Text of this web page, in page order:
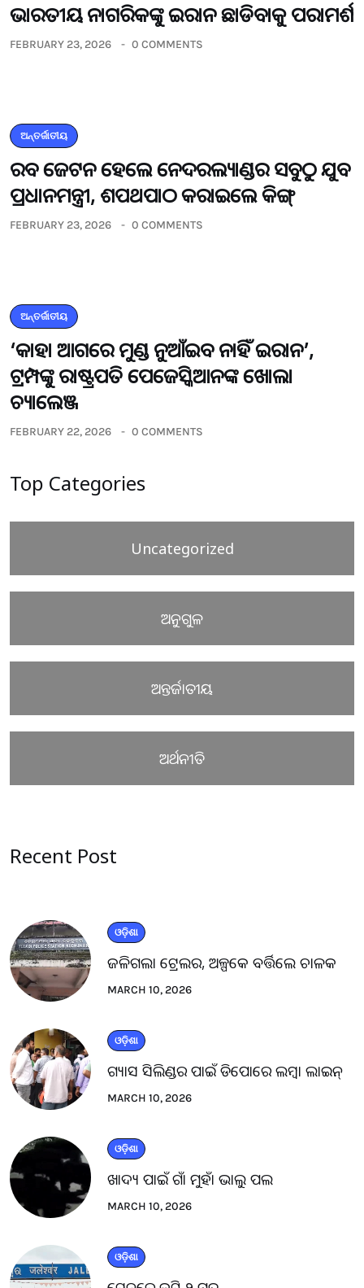
ଭାରତୀୟ ନାଗରିକଙ୍କୁ ଇରାନ ଛାଡିବାକୁ ପରାମର୍ଶ
FEBRUARY 23, 2026 0 COMMENTS
ଅନ୍ତର୍ଜାତୀୟ
ରବ ଜେଟନ ହେଲେ ନେଦରଲ୍ୟାଣ୍ଡର ସବୁଠୁ ଯୁବ
ପ୍ରଧାନମନ୍ତ୍ରୀ, ଶପଥପାଠ କରାଇଲେ କିଙ୍ଗ୍
FEBRUARY 23, 2026 0 COMMENTS
ଅନ୍ତର୍ଜାତୀୟ
‘କାହା ଆଗରେ ମୁଣ୍ଡ ନୁଆଁଇବ ନାହିଁ ଇରାନ’,
ଟ୍ରମ୍ପଙ୍କୁ ରାଷ୍ଟ୍ରପତି ପେଜେସ୍କିଆନଙ୍କ ଖୋଲା
ଚ୍ୟାଲେଞ୍ଜ
FEBRUARY 22, 2026 0 COMMENTS
Top Categories
Uncategorized
ଅନୁଗୁଳ
ଅନ୍ତର୍ଜାତୀୟ
ଅର୍ଥନୀତି
Recent Post
ଓଡ଼ିଶା
ଜଳିଗଲା ଟ୍ରେଲର, ଅଳ୍ପକେ ବର୍ତ୍ତିଲେ ଚାଳକ
MARCH 10, 2026
ଓଡ଼ିଶା
ଗ୍ୟାସ ସିଲିଣ୍ଡର ପାଇଁ ଡିପୋରେ ଲମ୍ବା ଲାଇନ୍
MARCH 10, 2026
ଓଡ଼ିଶା
ଖାଦ୍ୟ ପାଇଁ ଗାଁ ମୁହାଁ ଭାଲୁ ପଲ
MARCH 10, 2026
ଓଡ଼ିଶା